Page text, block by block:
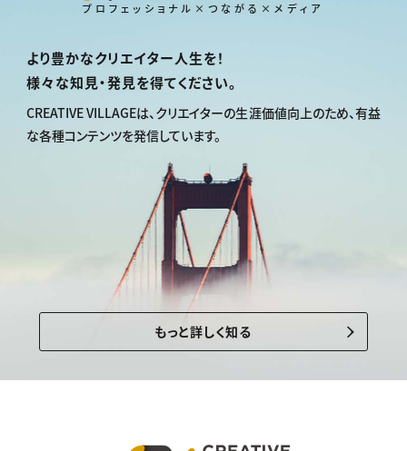
プロフェッショナル×つながる×メディア
より豊かなクリエイター人生を！
様々な知見・発見を得てください。
CREATIVE VILLAGEは、 クリエイターの生涯価値向上のため、有益
な各種コンテンツを発信しています。
もっと詳しく知る